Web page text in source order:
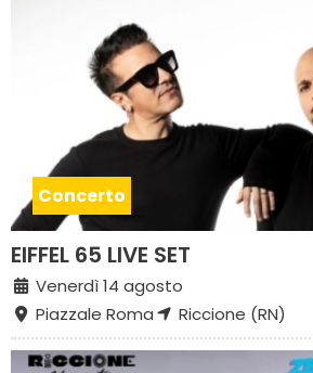
Concerto
EIFFEL 65 LIVE SET
Venerdì 14 agosto
Piazzale Roma
Riccione (RN)